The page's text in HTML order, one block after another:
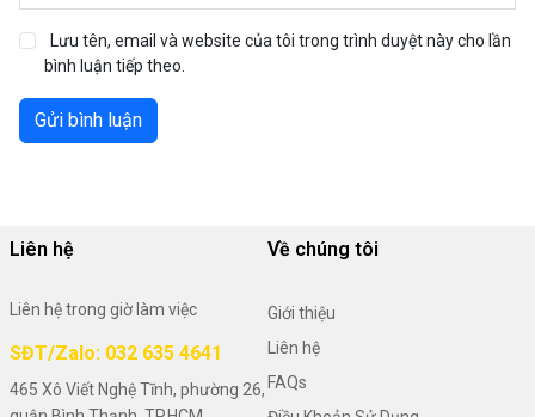
Lưu tên, email và website của tôi trong trình duyệt này cho lần
bình luận tiếp theo.
Gửi bình luận
Liên hệ
Liên hệ trong giờ làm việc
SĐT/Zalo: 032 635 4641
465 Xô Viết Nghệ Tĩnh, phường 26,
Về chúng tôi
Giới thiệu
Liên hệ
FAQs